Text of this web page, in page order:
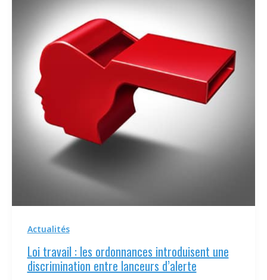
Actualités
Loi travail : les ordonnances introduisent une
discrimination entre lanceurs d’alerte